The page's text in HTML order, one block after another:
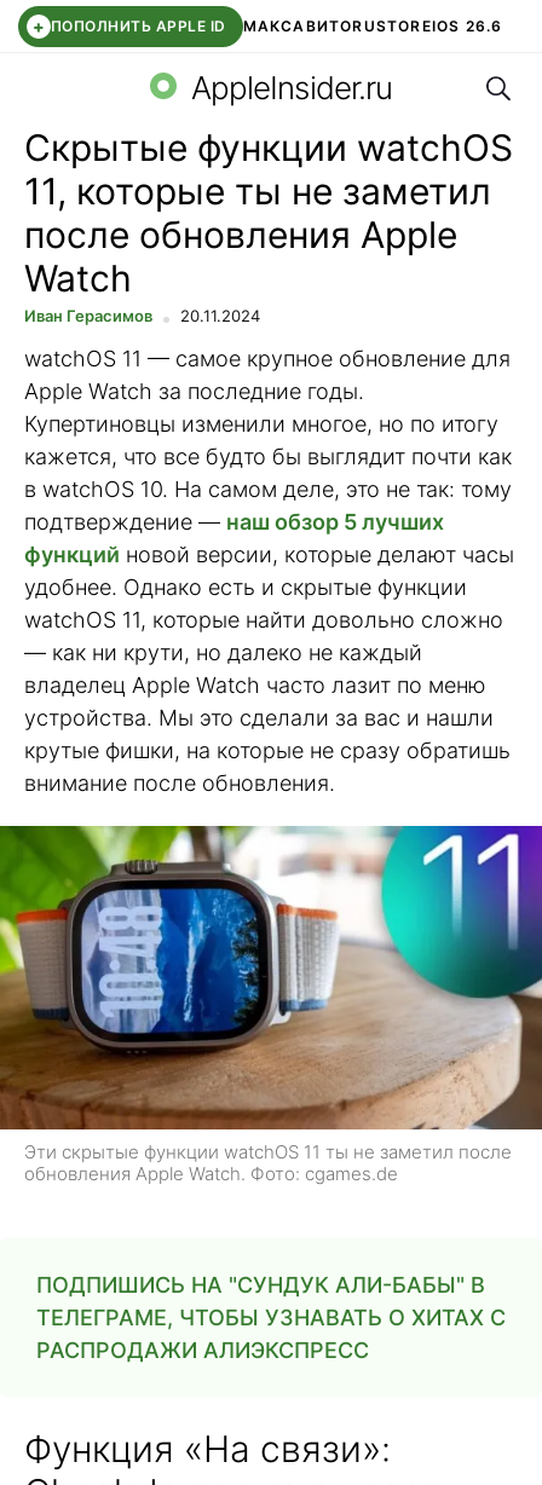
+ ПОПОЛНИТЬ APPLE ID МАКСАВИТОRUSTOREIOS 26.6
СБЕР КИДС ВТБ ОНЛАЙН ЧАТ В ROBLOX
AppleInsider.ru
Cкрытые функции watchOS
11, которые ты не заметил
после обновления Apple
Watch
Иван Герасимов 20.11.2024
watchOS 11 — самое крупное обновление для
Apple Watch за последние годы.
Купертиновцы изменили многое, но по итогу
кажется, что все будто бы выглядит почти как
в watchOS 10. На самом деле, это не так: тому
подтверждение — наш обзор 5 лучших
функций новой версии, которые делают часы
удобнее. Однако есть и скрытые функции
watchOS 11, которые найти довольно сложно
— как ни крути, но далеко не каждый
владелец Apple Watch часто лазит по меню
устройства. Мы это сделали за вас и нашли
крутые фишки, на которые не сразу обратишь
внимание после обновления.
Эти скрытые функции watchOS 11 ты не заметил после
обновления Apple Watch. Фото: cgames.de
ПОДПИШИСЬ НА "СУНДУК АЛИ-БАБЫ" В
ТЕЛЕГРАМЕ, ЧТОБЫ УЗНАВАТЬ О ХИТАХ С
РАСПРОДАЖИ АЛИЭКСПРЕСС
Функция «На связи»: